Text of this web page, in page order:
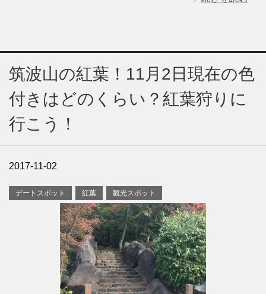
筑波山の紅葉！11月2日現在の色
付きはどのくらい？紅葉狩りに
行こう！
2017-11-02
デートスポット 紅葉 観光スポット